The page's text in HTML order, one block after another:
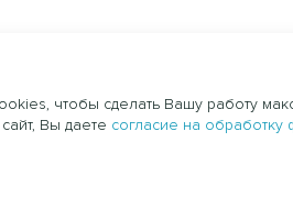
чтобы сделать Вашу работу
Вы даете согласие на обработку